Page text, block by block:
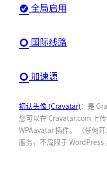
全局启用
国际线路
加速源
初认头像 (Cravatar) ：是
您可以在 Cravatar.com 上
WPAavatar 插件。 （任何
服务，不局限于 WordPress